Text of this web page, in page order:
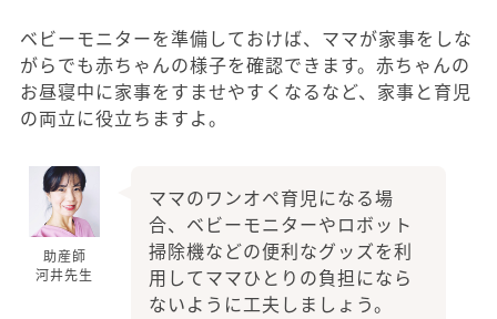
ベビーモニターを準備しておけば、ママが家事をしな
がらでも赤ちゃんの様子を確認できます。赤ちゃんの
お昼寝中に家事をすませやすくなるなど、家事と育児
の両立に役立ちますよ。
助産師
河井先生
ママのワンオペ育児になる場
合、ベビーモニターやロボット
掃除機などの便利なグッズを利
用してママひとりの負担になら
ないように工夫しましょう。